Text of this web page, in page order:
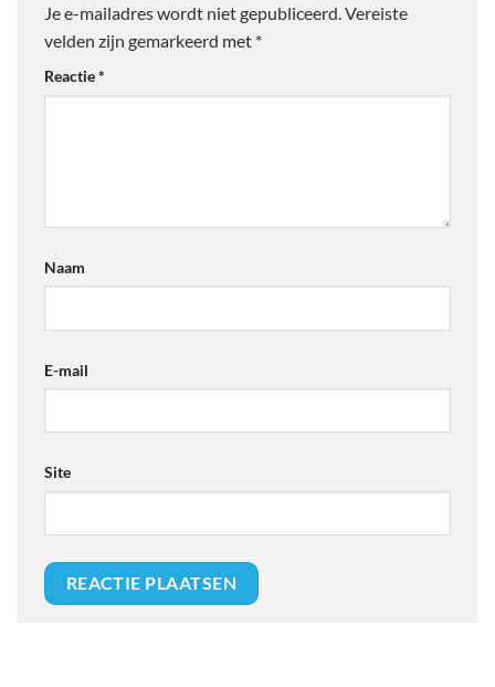
Je e-mailadres wordt niet gepubliceerd.Vereiste
velden zijn gemarkeerd met *
Reactie*
Naam
E-mail
Site